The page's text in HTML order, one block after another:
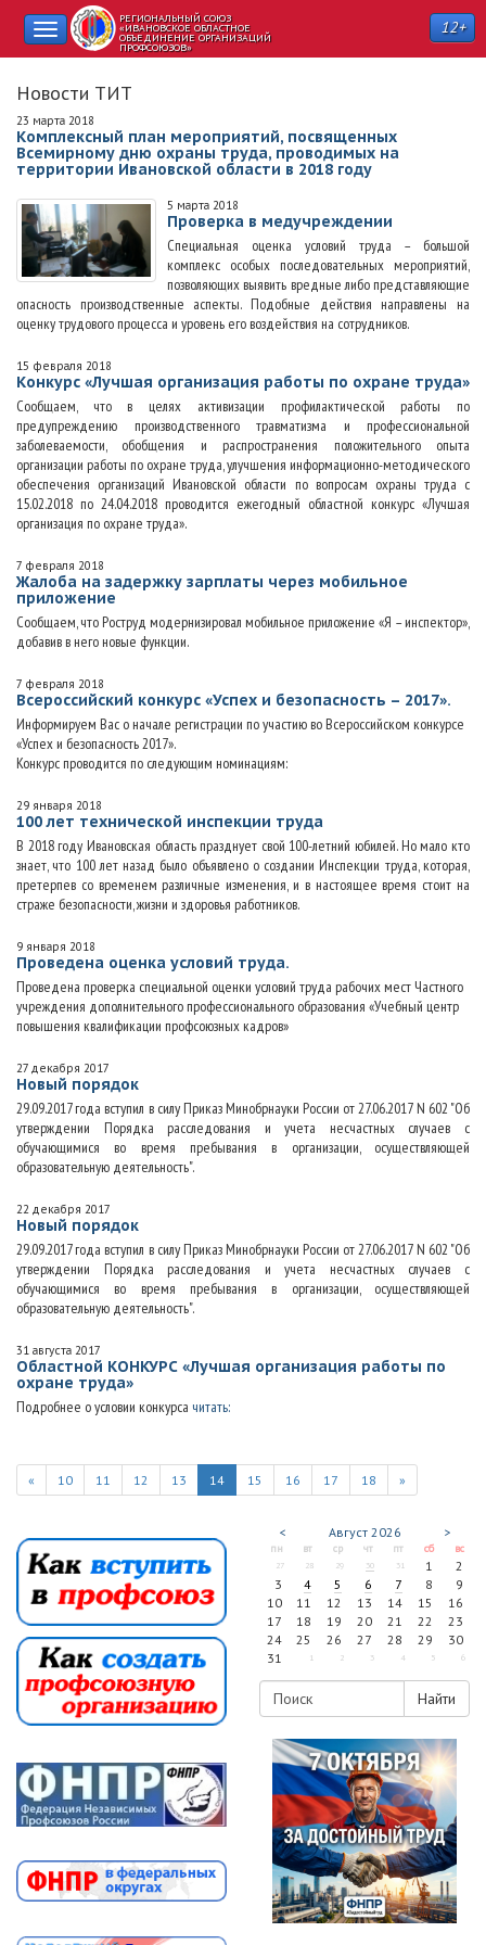
РЕГИОНАЛЬНЫЙ СОЮЗ
«ИВАНОВСКОЕ ОБЛАСТНОЕ
ОБЪЕДИНЕНИЕ ОРГАНИЗАЦИЙ
ПРОФСОЮЗОВ»
12+
Toggle
navigation
Новости ТИТ
23 марта 2018
Комплексный план мероприятий, посвященных
Всемирному дню охраны труда, проводимых на
территории Ивановской области в 2018 году
5 марта 2018
Проверка в медучреждении
Специальная оценка условий труда – большой
комплекс особых последовательных мероприятий,
позволяющих выявить вредные либо представляющие
опасность производственные аспекты. Подобные действия направлены на
оценку трудового процесса и уровень его воздействия на сотрудников.
15 февраля 2018
Конкурс «Лучшая организация работы по охране труда»
Сообщаем, что в целях активизации профилактической работы по
предупреждению производственного травматизма и профессиональной
заболеваемости, обобщения и распространения положительного опыта
организации работы по охране труда, улучшения информационно-методического
обеспечения организаций Ивановской области по вопросам охраны труда с
15.02.2018 по 24.04.2018 проводится ежегодный областной конкурс «Лучшая
организация по охране труда».
7 февраля 2018
Жалоба на задержку зарплаты через мобильное
приложение
Сообщаем, что Роструд модернизировал мобильное приложение «Я – инспектор»,
добавив в него новые функции.
7 февраля 2018
Всероссийский конкурс «Успех и безопасность – 2017».
Информируем Вас о начале регистрации по участию во Всероссийском конкурсе
«Успех и безопасность 2017».
Конкурс проводится по следующим номинациям:
29 января 2018
100 лет технической инспекции труда
В 2018 году Ивановская область празднует свой 100-летний юбилей. Но мало кто
знает, что 100 лет назад было объявлено о создании Инспекции труда, которая,
претерпев со временем различные изменения, и в настоящее время стоит на
страже безопасности, жизни и здоровья работников.
9 января 2018
Проведена оценка условий труда.
Проведена проверка специальной оценки условий труда рабочих мест Частного
учреждения дополнительного профессионального образования «Учебный центр
повышения квалификации профсоюзных кадров»
27 декабря 2017
Новый порядок
29.09.2017 года вступил в силу Приказ Минобрнауки России от 27.06.2017 N 602 "Об
утверждении Порядка расследования и учета несчастных случаев с
обучающимися во время пребывания в организации, осуществляющей
образовательную деятельность".
22 декабря 2017
Новый порядок
29.09.2017 года вступил в силу Приказ Минобрнауки России от 27.06.2017 N 602 "Об
утверждении Порядка расследования и учета несчастных случаев с
обучающимися во время пребывания в организации, осуществляющей
образовательную деятельность".
31 августа 2017
Областной КОНКУРС «Лучшая организация работы по
охране труда»
Подробнее о условии конкурса читать:
« 10 11 12 13 14 15 16 17 18 »
< Август 2026 >
пн вт ср чт пт сб вс
27 28 29 30 31 1
2
3
4 5 6 7 8
9
10
11 12 13 14 15
16
17
18 19 20 21 22
23
24
25 26 27 28 29
30
31
1 2 3 4 5 6
Найти